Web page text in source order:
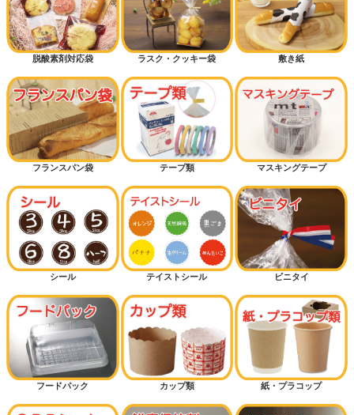
脱酸素剤対応袋 ラスク・クッキー袋 敷き紙
フランスパン袋 テープ類 マスキングテープ
シール テイストシール ビニタイ
フードパック カップ類 紙・プラコップ